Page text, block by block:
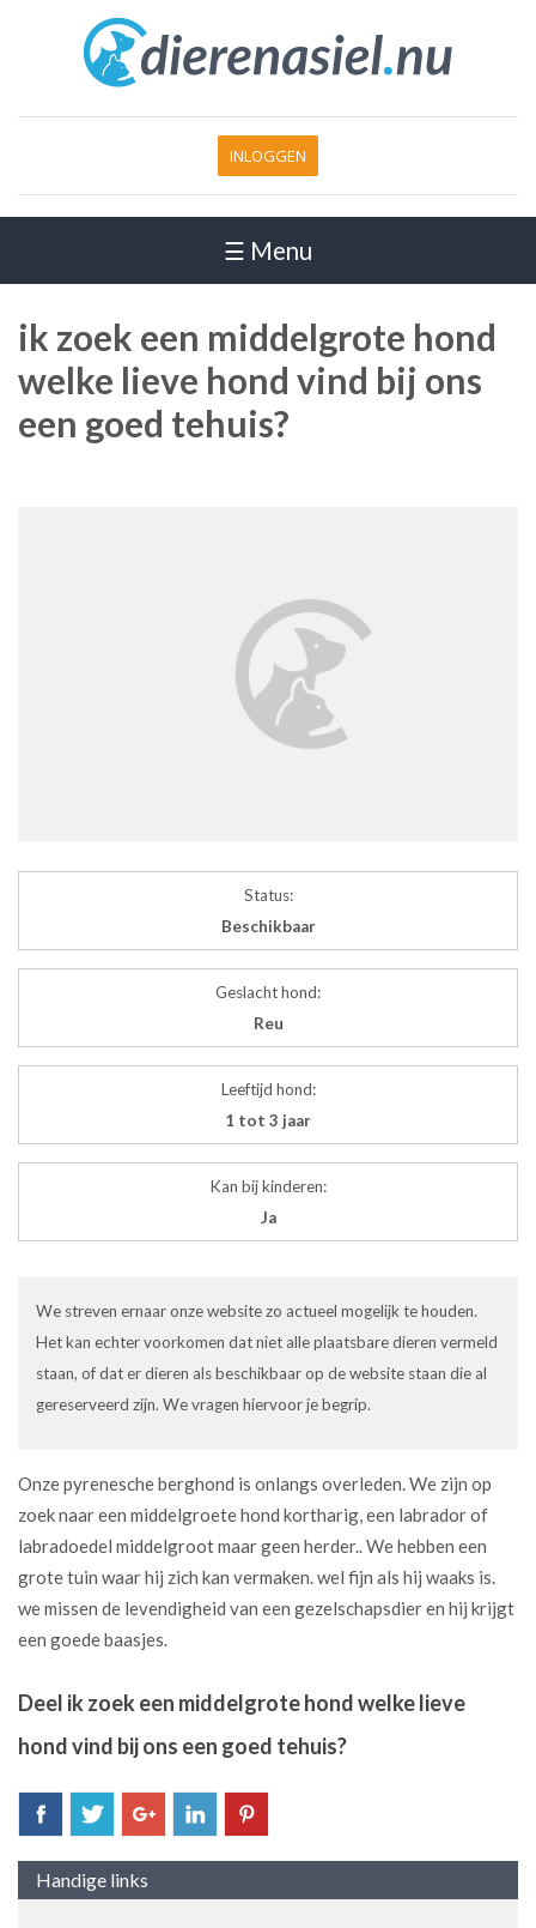
INLOGGEN
☰ Menu
ik zoek een middelgrote hond
welke lieve hond vind bij ons
een goed tehuis?
Status:
Beschikbaar
Geslacht hond:
Reu
Leeftijd hond:
1 tot 3 jaar
Kan bij kinderen:
Ja
We streven ernaar onze website zo actueel mogelijk te houden.
Het kan echter voorkomen dat niet alle plaatsbare dieren vermeld
staan, of dat er dieren als beschikbaar op de website staan die al
gereserveerd zijn. We vragen hiervoor je begrip.
Onze pyrenesche berghond is onlangs overleden. We zijn op
zoek naar een middelgroete hond kortharig, een labrador of
labradoedel middelgroot maar geen herder.. We hebben een
grote tuin waar hij zich kan vermaken. wel fijn als hij waaks is.
we missen de levendigheid van een gezelschapsdier en hij krijgt
een goede baasjes.
Deel ik zoek een middelgrote hond welke lieve
hond vind bij ons een goed tehuis?
Handige links